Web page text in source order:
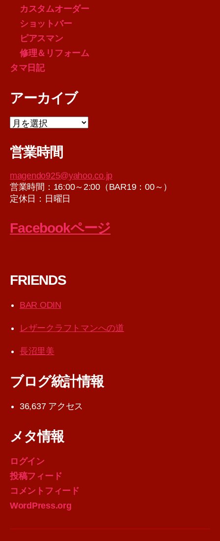
カスタムオーダー
ショットバー
ピアスマン
修理＆リフォーム
タマ日記
アーカイブ
ア
イ
営業時間
magendo925@yahoo.co.jp
営業時間：16:00～2:00（BAR19：00～）
定休日：日曜日
Facebookページ
FRIENDS
BAR ODIN
レザークラフトマンへの道
長沼里美
ブログ統計情報
36,637 アクセス
メタ情報
ログイン
投稿フィード
コメントフィード
WordPress.org